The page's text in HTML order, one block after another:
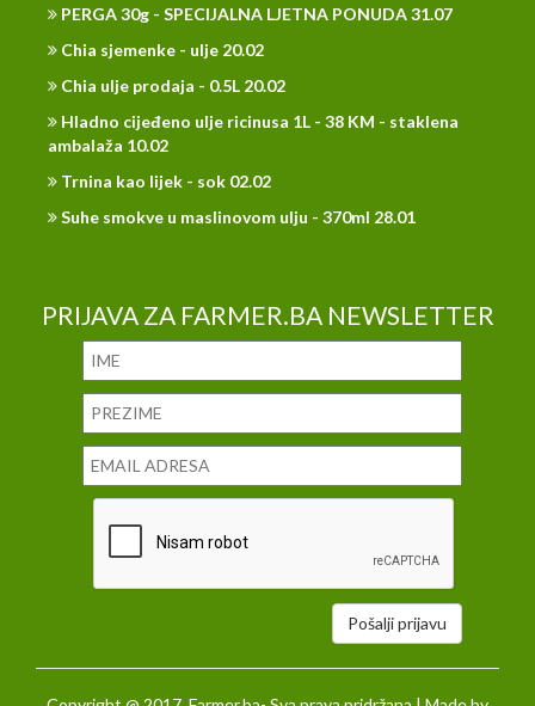
PERGA 30g - SPECIJALNA LJETNA PONUDA 31.07
Chia sjemenke - ulje 20.02
Chia ulje prodaja - 0.5L 20.02
Hladno cijeđeno ulje ricinusa 1L - 38 KM - staklena
ambalaža 10.02
Trnina kao lijek - sok 02.02
Suhe smokve u maslinovom ulju - 370ml 28.01
PRIJAVA ZA FARMER.BA NEWSLETTER
Pošalji prijavu